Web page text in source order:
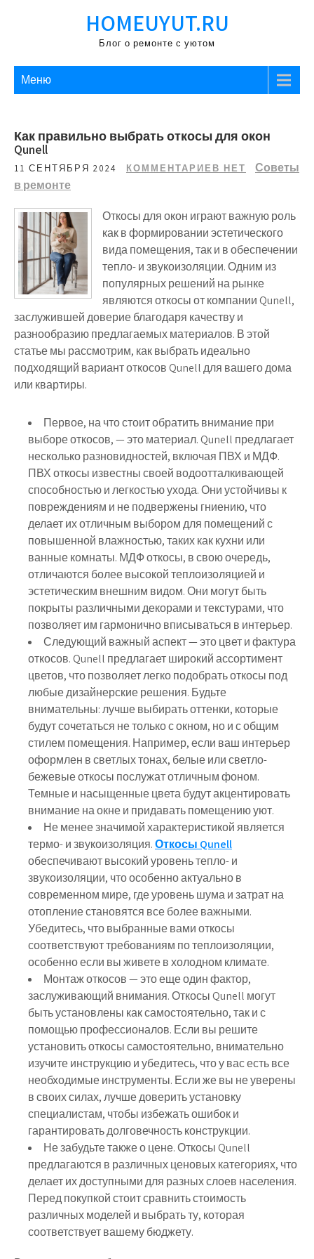
HOMEUYUT.RU
Блог о ремонте с уютом
Меню
Как правильно выбрать откосы для окон
Qunell
11 СЕНТЯБРЯ 2024 КОММЕНТАРИЕВ НЕТ
Советы
в ремонте
Откосы для окон играют важную роль
как в формировании эстетического
вида помещения, так и в обеспечении
тепло- и звукоизоляции. Одним из
популярных решений на рынке
являются откосы от компании Qunell,
заслужившей доверие благодаря качеству и
разнообразию предлагаемых материалов. В этой
статье мы рассмотрим, как выбрать идеально
подходящий вариант откосов Qunell для вашего дома
или квартиры.
Первое, на что стоит обратить внимание при
выборе откосов, — это материал. Qunell предлагает
несколько разновидностей, включая ПВХ и МДФ.
ПВХ откосы известны своей водоотталкивающей
способностью и легкостью ухода. Они устойчивы к
повреждениям и не подвержены гниению, что
делает их отличным выбором для помещений с
повышенной влажностью, таких как кухни или
ванные комнаты. МДФ откосы, в свою очередь,
отличаются более высокой теплоизоляцией и
эстетическим внешним видом. Они могут быть
покрыты различными декорами и текстурами, что
позволяет им гармонично вписываться в интерьер.
Следующий важный аспект — это цвет и фактура
откосов. Qunell предлагает широкий ассортимент
цветов, что позволяет легко подобрать откосы под
любые дизайнерские решения. Будьте
внимательны: лучше выбирать оттенки, которые
будут сочетаться не только с окном, но и с общим
стилем помещения. Например, если ваш интерьер
оформлен в светлых тонах, белые или светло-
бежевые откосы послужат отличным фоном.
Темные и насыщенные цвета будут акцентировать
внимание на окне и придавать помещению уют.
Не менее значимой характеристикой является
термо- и звукоизоляция.Откосы Qunell
обеспечивают высокий уровень тепло- и
звукоизоляции, что особенно актуально в
современном мире, где уровень шума и затрат на
отопление становятся все более важными.
Убедитесь, что выбранные вами откосы
соответствуют требованиям по теплоизоляции,
особенно если вы живете в холодном климате.
Монтаж откосов — это еще один фактор,
заслуживающий внимания. Откосы Qunell могут
быть установлены как самостоятельно, так и с
помощью профессионалов. Если вы решите
установить откосы самостоятельно, внимательно
изучите инструкцию и убедитесь, что у вас есть все
необходимые инструменты. Если же вы не уверены
в своих силах, лучше доверить установку
специалистам, чтобы избежать ошибок и
гарантировать долговечность конструкции.
Не забудьте также о цене. Откосы Qunell
предлагаются в различных ценовых категориях, что
делает их доступными для разных слоев населения.
Перед покупкой стоит сравнить стоимость
различных моделей и выбрать ту, которая
соответствует вашему бюджету.